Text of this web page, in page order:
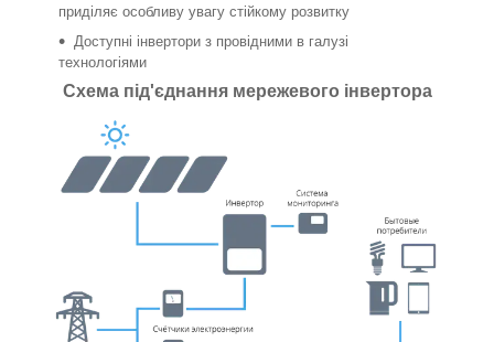
приділяє особливу увагу стійкому розвитку
Доступні інвертори з провідними в галузі
технологіями
Схема під'єднання мережевого інвертора